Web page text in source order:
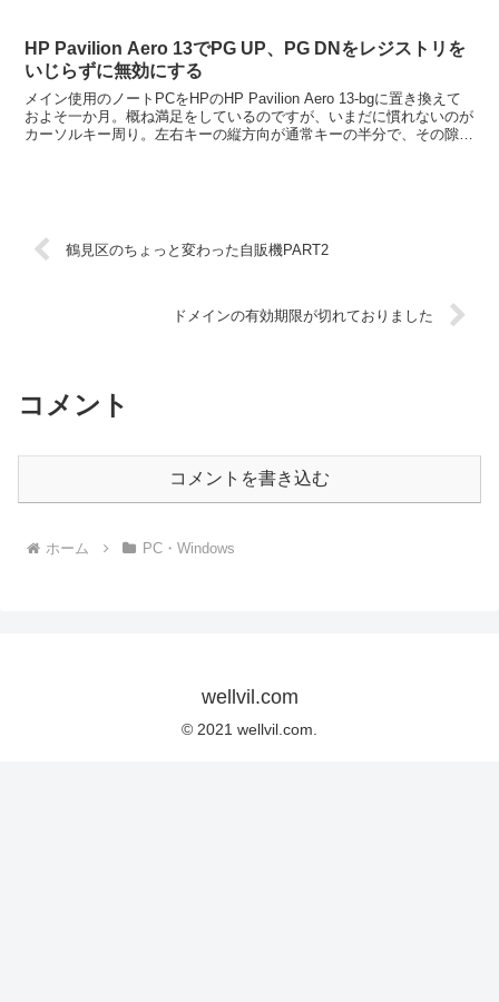
HP Pavilion Aero 13でPG UP、PG DNをレジストリを
いじらずに無効にする
メイン使用のノートPCをHPのHP Pavilion Aero 13-bgに置き換えて
およそ一か月。概ね満足をしているのですが、いまだに慣れないのが
カーソルキー周り。左右キーの縦方向が通常キーの半分で、その隙間
鶴見区のちょっと変わった自販機PART2
ドメインの有効期限が切れておりました
コメント
コメントを書き込む
ホーム PC・Windows
wellvil.com
© 2021 wellvil.com.